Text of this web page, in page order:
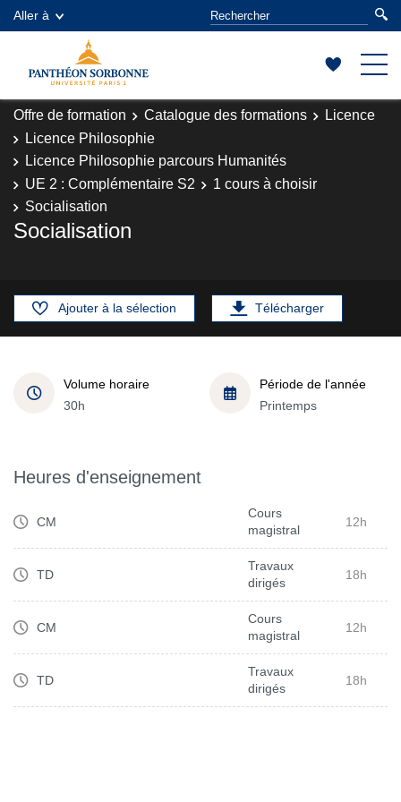
Aller à
Offre de formation Catalogue des formations
Licence
Licence Philosophie
Licence Philosophie parcours Humanités
UE 2 : Complémentaire S2
1 cours à choisir
Socialisation
Socialisation
Ajouter à la sélection Télécharger
Volume horaire
30h
Période de l'année
Printemps
Heures d'enseignement
CM
Cours
magistral
12h
TD
Travaux
dirigés
18h
CM
Cours
magistral
12h
TD
Travaux
dirigés
18h